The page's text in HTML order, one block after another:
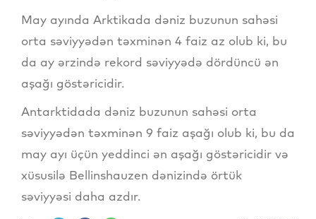
May ayında Arktikada dəniz buzunun sahəsi
orta səviyyədən təxminən 4 faiz az olub ki, bu
da ay ərzində rekord səviyyədə dördüncü ən
aşağı göstəricidir.
Antarktidada dəniz buzunun sahəsi orta
səviyyədən təxminən 9 faiz aşağı olub ki, bu da
may ayı üçün yeddinci ən aşağı göstəricidir və
xüsusilə Bellinshauzen dənizində örtük
səviyyəsi daha azdır.